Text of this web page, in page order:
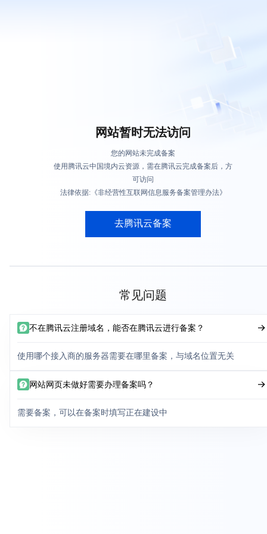
网站暂时无法访问
您的网站未完成备案
使用腾讯云中国境内云资源，需在腾讯云完成备案后，方
可访问
法律依据:《非经营性互联网信息服务备案管理办法》
去腾讯云备案
常见问题
不在腾讯云注册域名，能否在腾讯云进行备案？
使用哪个接入商的服务器需要在哪里备案，与域名位置无关
网站网页未做好需要办理备案吗？
需要备案，可以在备案时填写正在建设中